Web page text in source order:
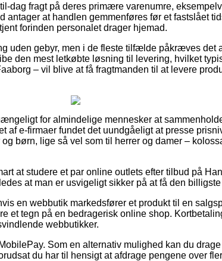
dag fragt på deres primære varenumre,
antager at handlen gemmenføres før et fastslået
forinden personalet drager hjemad.
uden gebyr, men i de fleste tilfælde påkræves det
den mest letkøbte løsning til levering, hvilket
– vil blive at få fragtmanden til at levere
for almindelige mennesker at
af e-firmaer fundet det uundgåeligt at presse
børn, lige så vel som til herrer og damer –
at studere et par online outlets efter tilbud på
at man er usvigeligt sikker på at få den billigste
en webbutik markedsfører et produkt til en
et tegn på en bedragerisk online shop.
webbutikker.
Som en alternativ mulighed kan du
du har til hensigt at afdrage pengene over